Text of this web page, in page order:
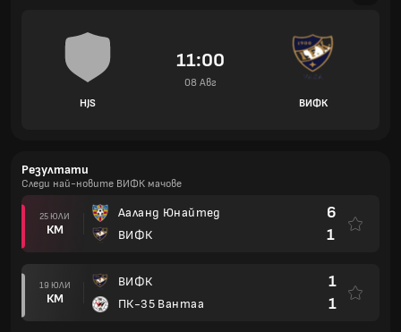
HJS
11:00
08 Авг
ВИФК
Резултати
Следи най-новите ВИФК мачове
25 ЮЛИ
КМ
Ааланд Юнайтед
ВИФК
6
1
19 ЮЛИ
КМ
ВИФК
ПК-35 Вантаа
1
1